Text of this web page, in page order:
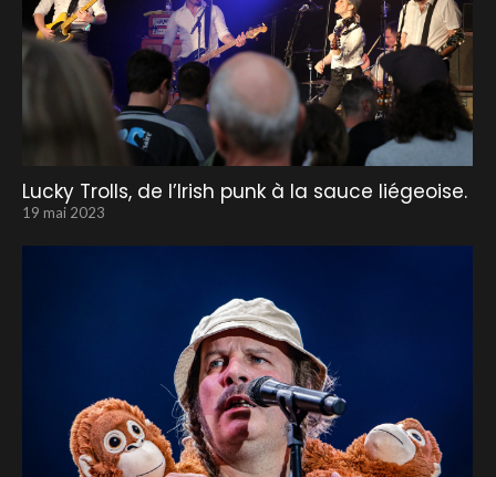
Lucky Trolls, de l’Irish punk à la sauce liégeoise.
19 mai 2023